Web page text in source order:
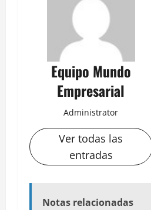
Equipo Mundo
Empresarial
Administrator
Ver todas las
entradas
Notas relacionadas